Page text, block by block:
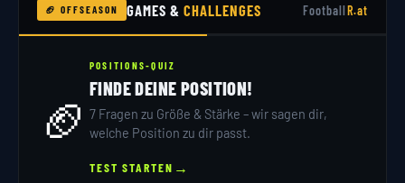
🏈 OFFSEASON GAMES &CHALLENGES FootballR.at
🏈
POSITIONS-QUIZ
FINDE DEINE POSITION!
7 Fragen zu Größe & Stärke – wir sagen dir,
welche Position zu dir passt.
TEST STARTEN →